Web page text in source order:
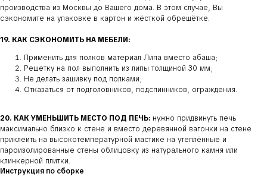
производства из Москвы до Вашего дома. В этом случае, Вы
сэкономите на упаковке в картон и жёсткой обрешётке.
19. КАК СЭКОНОМИТЬ НА МЕБЕЛИ:
Применить для полков материал Липа вместо абаша;
Решетку на пол выполнить из липы толщиной 30 мм;
Не делать зашивку под полками;
Отказаться от подголовников, подспинников, ограждения.
20. КАК УМЕНЬШИТЬ МЕСТО ПОД ПЕЧЬ: нужно придвинуть печь
максимально близко к стене и вместо деревянной вагонки на стене
приклеить на высокотемпературной мастике на утеплённые и
пароизолированные стены облицовку из натурального камня или
клинкерной плитки.
Инструкция по сборке